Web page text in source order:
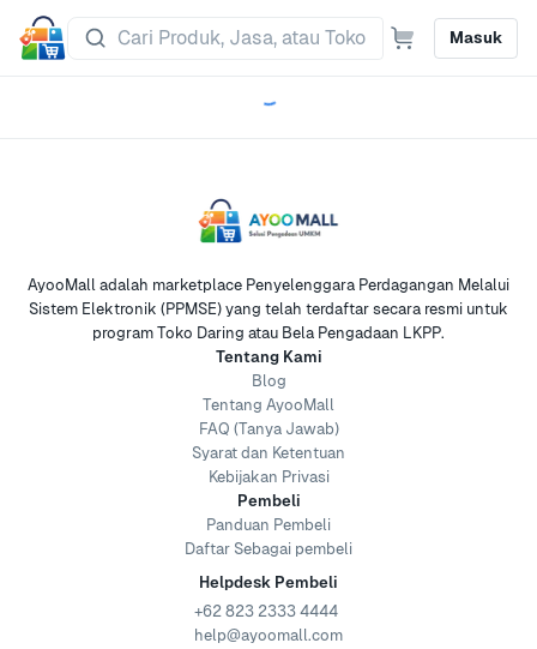
Masuk
AyooMall adalah marketplace Penyelenggara Perdagangan Melalui
Sistem Elektronik (PPMSE) yang telah terdaftar secara resmi untuk
program Toko Daring atau Bela Pengadaan LKPP.
Tentang Kami
Blog
Tentang AyooMall
FAQ (Tanya Jawab)
Syarat dan Ketentuan
Kebijakan Privasi
Pembeli
Panduan Pembeli
Daftar Sebagai pembeli
Helpdesk Pembeli
+62 823 2333 4444
help@ayoomall.com